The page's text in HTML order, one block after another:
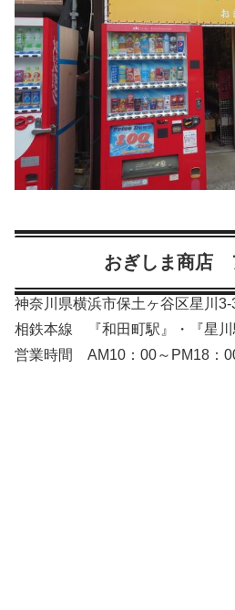
おぎしま商店
神奈川県横浜市保土ヶ谷区星川3-
相鉄本線 『和田町駅』・『星
営業時間 AM10：00～PM18：00